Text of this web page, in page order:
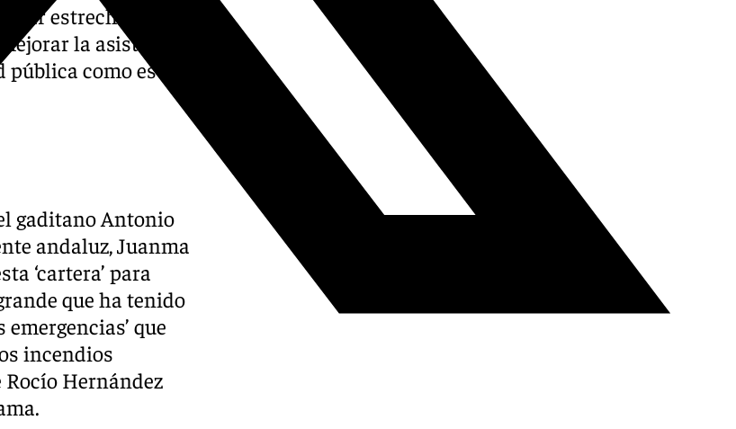
estrechamente
la asistencia
como es el
gaditano Antonio
andaluz, Juanma
‘cartera’ para
que ha tenido
emergencias’ que
incendios
Rocío Hernández